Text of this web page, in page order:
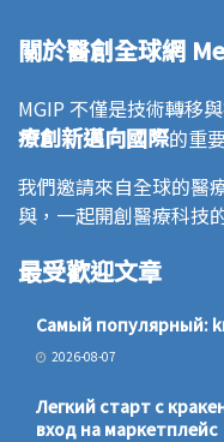
關於醫創全球網
MGIP 不僅是技術轉移
療創新邁向國際的重
我們邀請來自全球的醫
與，一起開創醫療科技
最受歡迎文章
Самый популярный:
2026-08-07
Легкий старт с
вход на маркетплейс